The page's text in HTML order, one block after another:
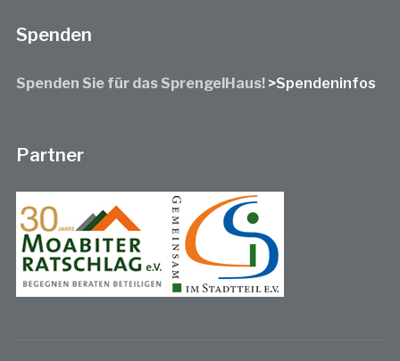
Spenden
Spenden Sie für das SprengelHaus! >Spendeninfos
Partner